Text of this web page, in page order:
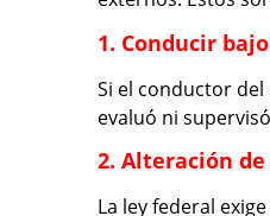
1. Conducir
Si el conductor
evaluó ni
2. Alteración
La ley federal